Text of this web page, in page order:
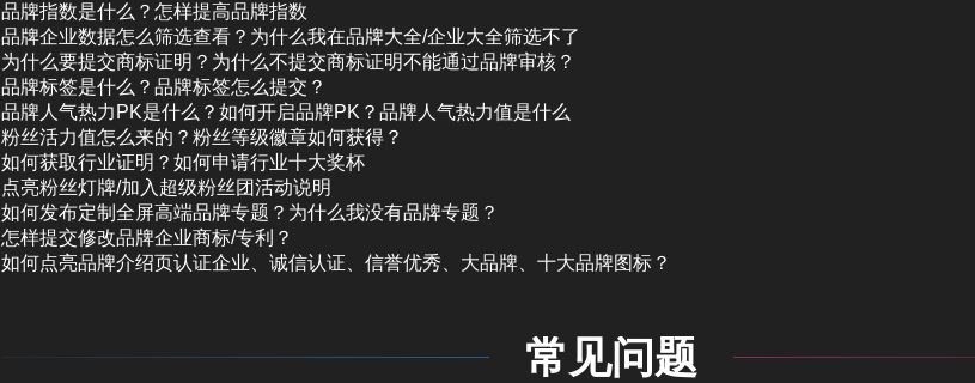
品牌指数是什么？怎样提高品牌指数
品牌企业数据怎么筛选查看？为什么我在品牌大全/企业大全筛选不了
为什么要提交商标证明？为什么不提交商标证明不能通过品牌审核？
品牌标签是什么？品牌标签怎么提交？
品牌人气热力PK是什么？如何开启品牌PK？品牌人气热力值是什么
粉丝活力值怎么来的？粉丝等级徽章如何获得？
如何获取行业证明？如何申请行业十大奖杯
点亮粉丝灯牌/加入超级粉丝团活动说明
如何发布定制全屏高端品牌专题？为什么我没有品牌专题？
怎样提交修改品牌企业商标/专利？
如何点亮品牌介绍页认证企业、诚信认证、信誉优秀、大品牌、十大品牌图标？
常见问题